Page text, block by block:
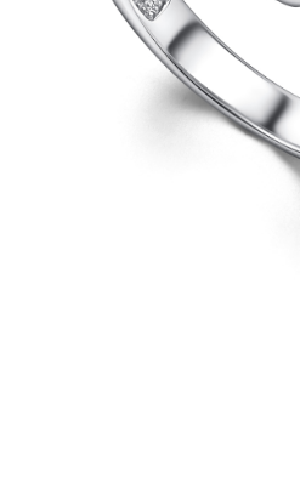
Добавляйте товары